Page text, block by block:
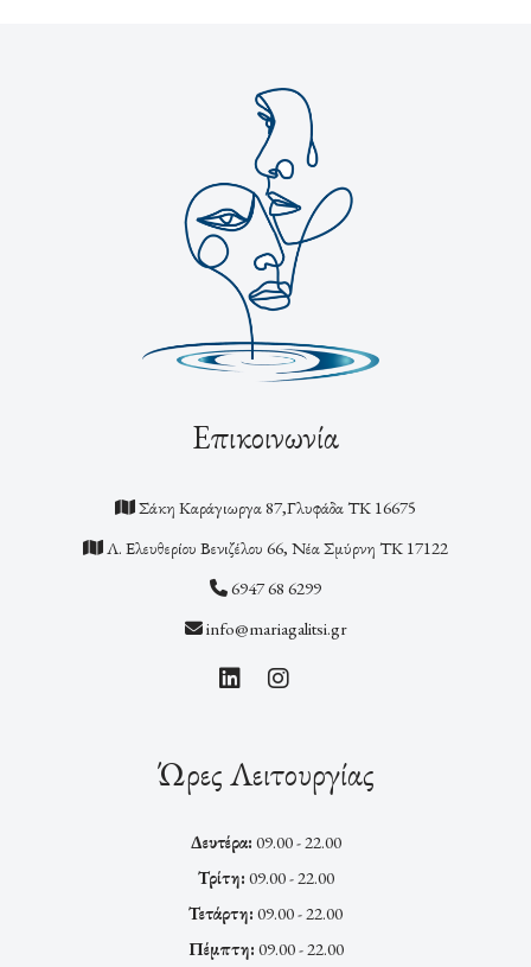
Επικοινωνία
Σάκη Καράγιωργα 87,Γλυφάδα ΤΚ 16675
Λ. Ελευθερίου Βενιζέλου 66, Νέα Σμύρνη ΤΚ 17122
6947 68 6299
info@mariagalitsi.gr
Ώρες Λειτουργίας
Δευτέρα: 09.00 - 22.00
Τρίτη: 09.00 - 22.00
Τετάρτη: 09.00 - 22.00
Πέμπτη: 09.00 - 22.00